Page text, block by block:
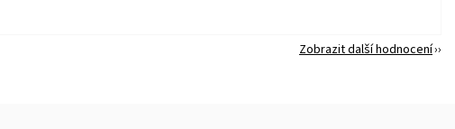
Zobrazit další hodnocení